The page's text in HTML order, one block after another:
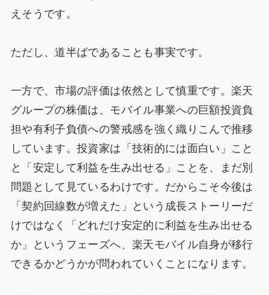
えそうです。
ただし、道半ばであることも事実です。
一方で、市場の評価は依然として慎重です。楽天
グループの株価は、モバイル事業への巨額投資負
担や有利子負債への警戒感を強く織りこんで推移
しています。投資家は「技術的には面白い」こと
と「安定して利益を生み出せる」ことを、まだ別
問題として見ているわけです。だからこそ今後は
「契約回線数が増えた」という成長ストーリーだ
けではなく「どれだけ安定的に利益を生み出せる
か」というフェーズへ、楽天モバイル自身が移行
できるかどうかが問われていくことになります。